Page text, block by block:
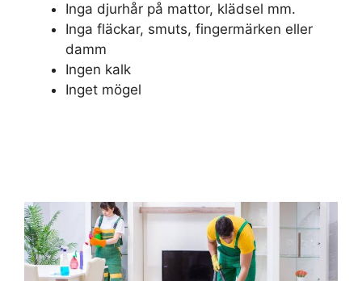
Inga djurhår på mattor, klädsel mm.
Inga fläckar, smuts, fingermärken eller
damm
Ingen kalk
Inget mögel